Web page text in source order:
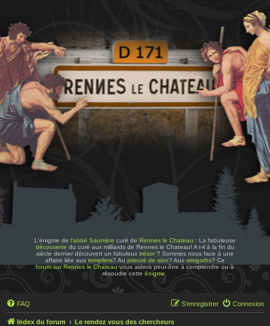
L'énigme de l'abbé Saunière curé de Rennes le Chateau : La fabuleuse
découverte du curé aux milliards de Rennes le Chateau! A t-il à la fin du
siècle dernier découvert un fabuleux trésor? Sommes nous face à une
affaire liée aux templiers? Au prieuré de sion? Aux wisigoths? Ce
forum sur Rennes le Chateauvous aidera peut-être à comprendre ou à
résoudre cetteénigme
FAQ Connexion
S’enregistrer
Index du forum Le rendez vous des chercheurs